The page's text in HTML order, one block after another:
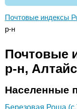
Почтовые индексы
р-н
Почтовые
р-н,
Населенные
Березовая Роща